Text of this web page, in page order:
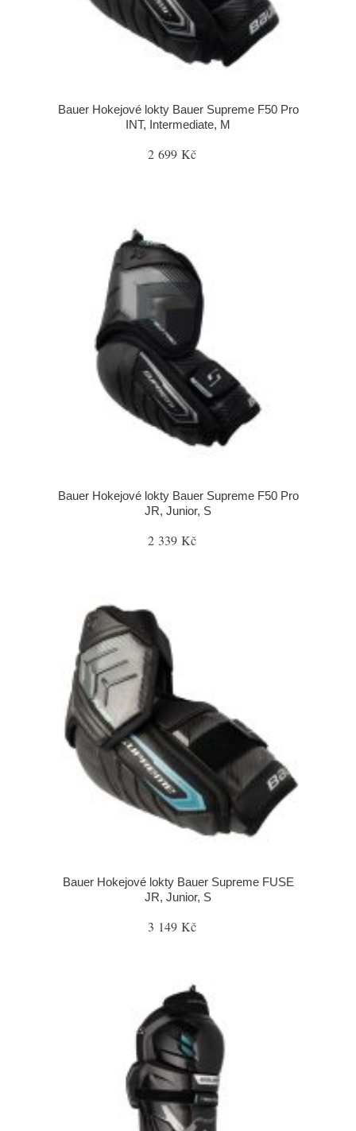
Bauer Hokejové lokty Bauer Supreme F50 Pro
INT, Intermediate, M
2 699 Kč
Bauer Hokejové lokty Bauer Supreme F50 Pro
JR, Junior, S
2 339 Kč
Bauer Hokejové lokty Bauer Supreme FUSE
JR, Junior, S
3 149 Kč